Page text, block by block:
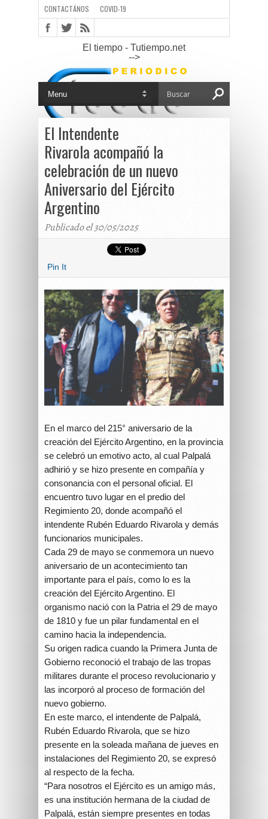
CONTACTÁNOS COVID-19
El tiempo - Tutiempo.net
-->
El Intendente
Rivarola acompañó la
celebración de un nuevo
Aniversario del Ejército
Argentino
Publicado el 30/05/2025
Pin It
En el marco del 215° aniversario de la
creación del Ejército Argentino, en la provincia
se celebró un emotivo acto, al cual Palpalá
adhirió y se hizo presente en compañía y
consonancia con el personal oficial. El
encuentro tuvo lugar en el predio del
Regimiento 20, donde acompañó el
intendente Rubén Eduardo Rivarola y demás
funcionarios municipales.
Cada 29 de mayo se conmemora un nuevo
aniversario de un acontecimiento tan
importante para el país, como lo es la
creación del Ejército Argentino. El
organismo nació con la Patria el 29 de mayo
de 1810 y fue un pilar fundamental en el
camino hacia la independencia.
Su origen radica cuando la Primera Junta de
Gobierno reconoció el trabajo de las tropas
militares durante el proceso revolucionario y
las incorporó al proceso de formación del
nuevo gobierno.
En este marco, el intendente de Palpalá,
Rubén Eduardo Rivarola, que se hizo
presente en la soleada mañana de jueves en
instalaciones del Regimiento 20, se expresó
al respecto de la fecha.
“Para nosotros el Ejército es un amigo más,
es una institución hermana de la ciudad de
Palpalá, están siempre presentes en todas